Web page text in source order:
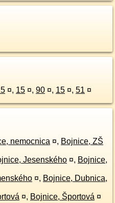
¤, 15 ¤, 90 ¤, 15 ¤, 51 ¤
nemocnica ¤, Bojnice, ZŠ
Jesenského ¤, Bojnice,
¤, Bojnice, Dubnica,
¤, Bojnice, Športová ¤